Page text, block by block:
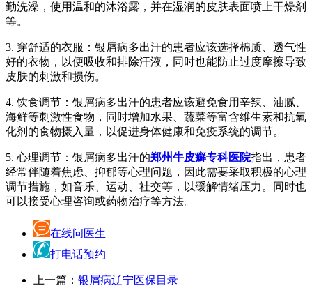
勤洗澡，使用温和的沐浴露，并在湿润的皮肤表面喷上干燥剂
等。
3. 穿舒适的衣服：银屑病多出汗的患者应该选择棉质、透气性
好的衣物，以便吸收和排除汗液，同时也能防止过度摩擦导致
皮肤的刺激和损伤。
4. 饮食调节：银屑病多出汗的患者应该避免食用辛辣、油腻、
海鲜等刺激性食物，同时增加水果、蔬菜等富含维生素和抗氧
化剂的食物摄入量，以促进身体健康和免疫系统的调节。
5. 心理调节：银屑病多出汗的郑州牛皮癣专科医院指出，患者
经常伴随着焦虑、抑郁等心理问题，因此需要采取积极的心理
调节措施，如音乐、运动、社交等，以缓解情绪压力。同时也
可以接受心理咨询或药物治疗等方法。
在线问医生
打电话预约
上一篇： 银屑病辽宁医保目录